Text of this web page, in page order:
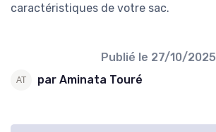
caractéristiques de votre sac.
Publié le 27/10/2025
par Aminata Touré